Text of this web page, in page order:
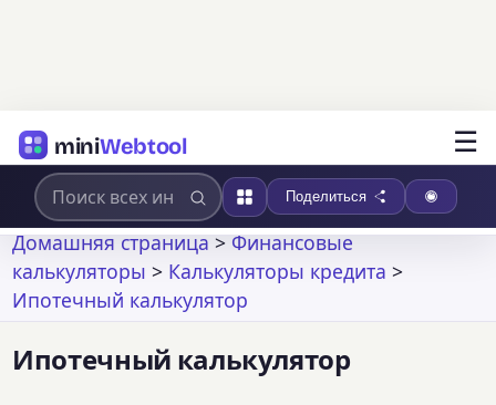
miniWebtool ☰
Поделиться
Домашняя страница>Финансовые
калькуляторы > Калькуляторы кредита >
Ипотечный калькулятор
Ипотечный калькулятор